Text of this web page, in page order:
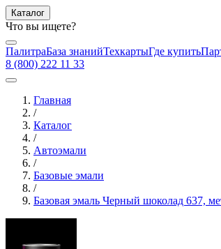
Каталог
Что вы ищете?
ПалитраБаза знанийТехкартыГде купить
8 (800) 222 11 33
Главная
/
Каталог
/
Автоэмали
/
Базовые эмали
/
Базовая эмаль Черный шоколад 637,